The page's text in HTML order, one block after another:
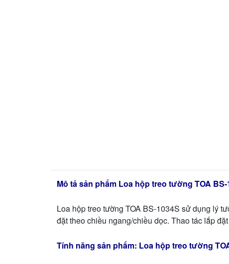
Mô tả sản phẩm Loa hộp treo tường TOA BS-
Loa hộp treo tường TOA BS-1034S sử dụng lý
đặt theo chiều ngang/chiều dọc. Thao tác lắp
Tính năng sản phẩm: Loa hộp treo tường